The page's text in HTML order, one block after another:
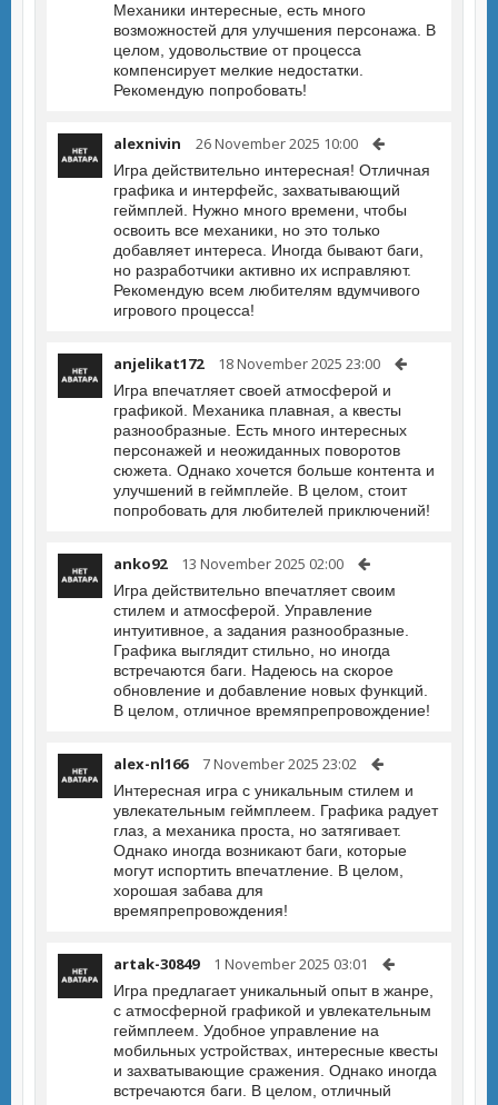
Механики интересные, есть много
возможностей для улучшения персонажа. В
целом, удовольствие от процесса
компенсирует мелкие недостатки.
Рекомендую попробовать!
alexnivin 26 November 2025 10:00
Игра действительно интересная! Отличная
графика и интерфейс, захватывающий
геймплей. Нужно много времени, чтобы
освоить все механики, но это только
добавляет интереса. Иногда бывают баги,
но разработчики активно их исправляют.
Рекомендую всем любителям вдумчивого
игрового процесса!
anjelikat172 18 November 2025 23:00
Игра впечатляет своей атмосферой и
графикой. Механика плавная, а квесты
разнообразные. Есть много интересных
персонажей и неожиданных поворотов
сюжета. Однако хочется больше контента и
улучшений в геймплейе. В целом, стоит
попробовать для любителей приключений!
anko92 13 November 2025 02:00
Игра действительно впечатляет своим
стилем и атмосферой. Управление
интуитивное, а задания разнообразные.
Графика выглядит стильно, но иногда
встречаются баги. Надеюсь на скорое
обновление и добавление новых функций.
В целом, отличное времяпрепровождение!
alex-nl166 7 November 2025 23:02
Интересная игра с уникальным стилем и
увлекательным геймплеем. Графика радует
глаз, а механика проста, но затягивает.
Однако иногда возникают баги, которые
могут испортить впечатление. В целом,
хорошая забава для
времяпрепровождения!
artak-30849 1 November 2025 03:01
Игра предлагает уникальный опыт в жанре,
с атмосферной графикой и увлекательным
геймплеем. Удобное управление на
мобильных устройствах, интересные квесты
и захватывающие сражения. Однако иногда
встречаются баги. В целом, отличный